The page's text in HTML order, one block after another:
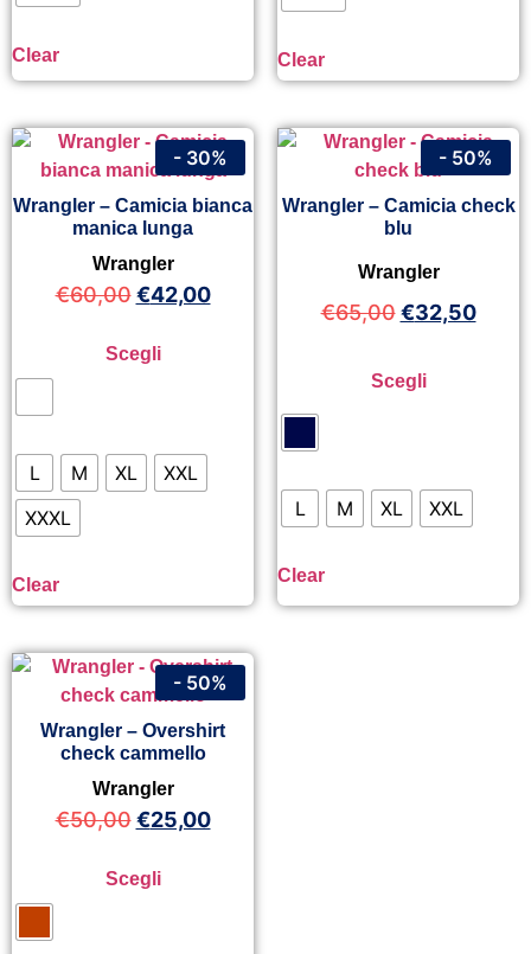
Clear Clear
Wrangler – Camicia bianca
manica lunga
Wrangler
€60,00 €42,00
Scegli
L M XL
XXL
XXXL
Clear
- 30%
Wrangler – Camicia check
blu
Wrangler
€65,00 €32,50
Scegli
L M XL XXL
Clear
- 50%
Wrangler – Overshirt
check cammello
Wrangler
€50,00 €25,00
Scegli
- 50%